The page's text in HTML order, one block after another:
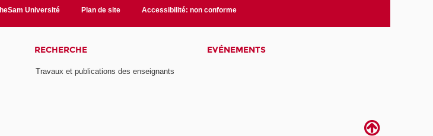
heSam Université Plan de site Accessibilité: non conforme
RECHERCHE
Travaux et publications des enseignants
EVÉNEMENTS